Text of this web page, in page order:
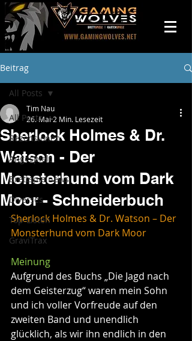
Beitrag
All Posts
Rezensionen
Angespielt
Brettspielnews
Diverses
Top-Listen
GraviTrax
All Posts
Sherlock Holmes & Dr.
Watson - Der
Monsterhund vom Dark
Moor - Schneiderbuch
Tim Nau
26. Mai 2 Min. Lesezeit
Sherlock Holmes & Dr. Watson – Der
Monsterhund vom Dark Moor
Meinung
Aufgrund des Buchs „Die Jagd nach
dem Geisterzug“ waren mein Sohn
und ich voller Vorfreude auf den
zweiten Band und unendlich
glücklich, als wir ihn endlich in den